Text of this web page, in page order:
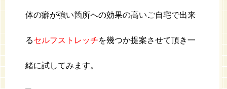
体の癖が強い箇所への効果の高いご自宅で出来
るセルフストレッチを幾つか提案させて頂き一
緒に試してみます。